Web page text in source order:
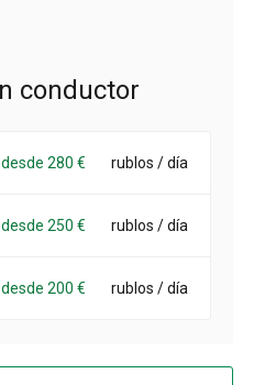
del alquiler y
para la entrega gratuita
conductor
desde 280 € rublos / día
desde 250 € rublos / día
desde 200 € rublos / día